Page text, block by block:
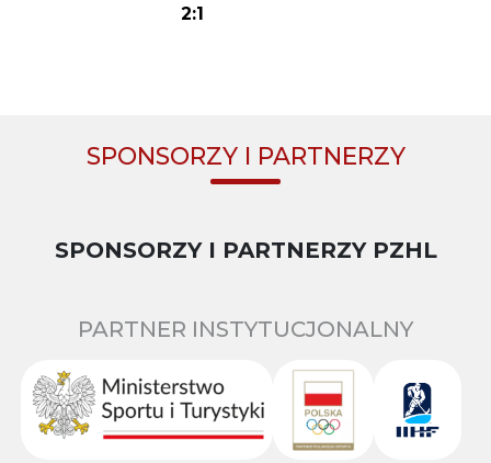
2:1
SPONSORZY I PARTNERZY
SPONSORZY I PARTNERZY PZHL
PARTNER INSTYTUCJONALNY